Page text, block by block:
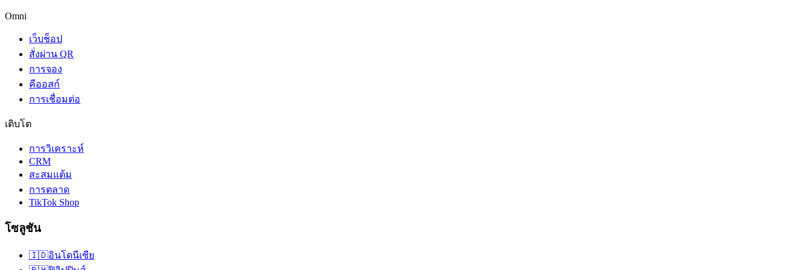
Omni
เว็บช็อป
สั่งผ่าน QR
การจอง
คีออสก์
การเชื่อมต่อ
เติบโต
การวิเคราะห์
CRM
สะสมแต้ม
การตลาด
TikTok Shop
โซลูชัน
🇮🇩อินโดนีเซีย